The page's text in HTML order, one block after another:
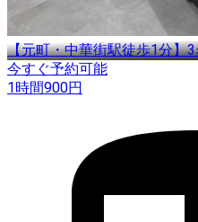
【元町・中華街駅徒歩1分】
今すぐ予約可能
1時間900円